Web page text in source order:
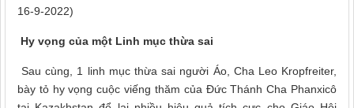
16-9-2022)
Hy vọng của một Linh mục thừa sai
Sau cùng, 1 linh mục thừa sai người Áo, Cha Leo Kropfreiter,
bày tỏ hy vọng cuộc viếng thăm của Đức Thánh Cha Phanxicô